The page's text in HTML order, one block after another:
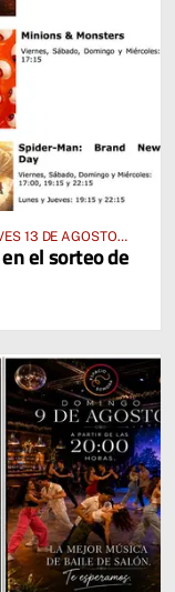
13 DE AGOSTO
el sorteo de